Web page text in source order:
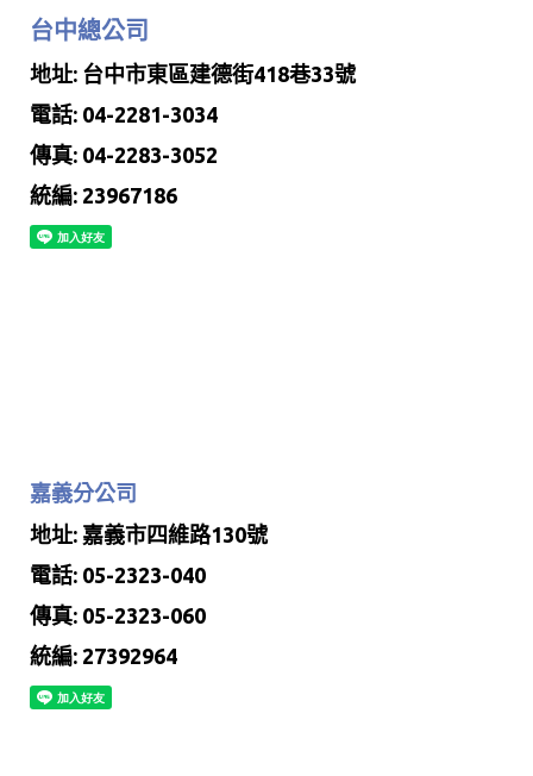
台中總公司
地址: 台中市東區建德街418巷33號
電話: 04-2281-3034
傳真: 04-2283-3052
統編: 23967186
嘉義分公司
地址: 嘉義市四維路130號
電話: 05-2323-040
傳真: 05-2323-060
統編: 27392964